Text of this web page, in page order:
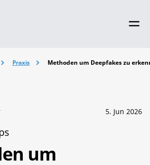
Praxis Methoden um Deepfakes zu
5. Jun 2026
um